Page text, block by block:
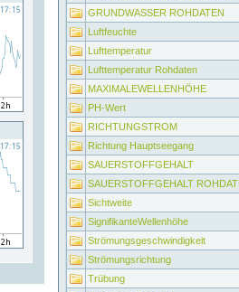
GRUNDWASSER ROHDATEN
Luftfeuchte
Lufttemperatur
Lufttemperatur Rohdaten
MAXIMALEWELLENHÖHE
PH-Wert
RICHTUNGSTROM
Richtung Hauptseegang
SAUERSTOFFGEHALT
SAUERSTOFFGEHALT
Sichtweite
SignifikanteWellenhöhe
Strömungsgeschwindigkeit
Strömungsrichtung
Trübung